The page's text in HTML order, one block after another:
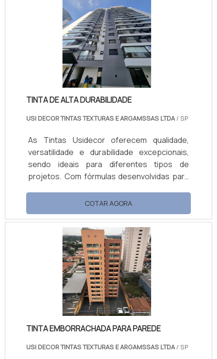
O produto reduz a temperatura das
superfícies ao refletir raios solares, melhora
o conforto térmico e combate o mofo,
mantendo ambientes saudáveis. Com ótima
cobertura, fácil aplicação e manutenção,
está disponível em embalagens de 18L e 3,6L.
TINTA DE ALTA DURABILIDADE
USI DECOR TINTAS TEXTURAS E ARGAMSSAS LTDA/ SP
As Tintas Usidecor oferecem qualidade,
versatilidade e durabilidade excepcionais,
sendo ideais para diferentes tipos de
projetos. Com fórmulas desenvolvidas para
garantem alta durabilidade e fácil aplicação,
proporcionando acabamentos impecáveis
em diversas superfícies, tanto internas
quanto externas. Benefícios e Vantagens
Alta Durabilidade: Resistência a condições
adversas, garantindo longa vida útil da
pintura. Facilidade de Aplicação: Produto fácil
de aplicar, economizando tempo e recursos.
Versatilidade: Adequadas para diferentes
superfícies e ambientes. Acabamento
superior. Resistência a Agentes Externos:
Alta resistência a mofo, alcalinidade e
COTAR AGORA
TINTA EMBORRACHADA PARA PAREDE
USI DECOR TINTAS TEXTURAS E ARGAMSSAS LTDA/ SP